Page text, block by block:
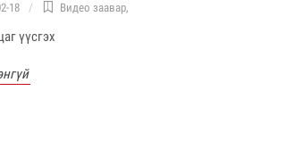
18 Видео заавар,
үүсгэх